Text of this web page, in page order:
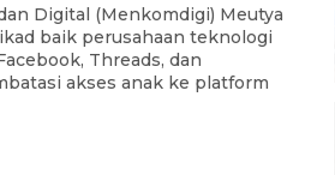
Digital (Menkomdigi) Meutya
baik perusahaan teknologi
Threads, dan
akses anak ke platform